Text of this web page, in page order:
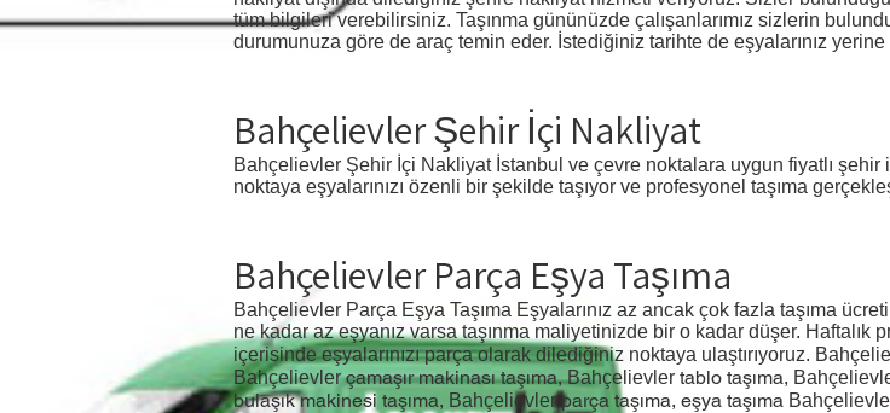
tüm bilgileri verebilirsiniz. Taşınma gününüzde çalışanlarımız sizlerin
durumunuza göre de araç temin eder. İstediğiniz tarihte de eşyalarınız yerine
Bahçelievler Şehir İçi Nakliyat
Bahçelievler Şehir İçi Nakliyat İstanbul ve çevre noktalara uygun fiyatlı
noktaya eşyalarınızı özenli bir şekilde taşıyor ve profesyonel taşıma
Bahçelievler Parça Eşya Taşıma
Bahçelievler Parça Eşya Taşıma Eşyalarınız az ancak çok fazla taşıma
ne kadar az eşyanız varsa taşınma maliyetinizde bir o kadar düşer. Haftalık
içerisinde eşyalarınızı parça olarak dilediğiniz noktaya ulaştırıyoruz.
Bahçelievlerçamaşır makinası taşıma,Bahçelievler tablo taşıma,
bulaşık makinesi taşıma, Bahçelievlerparça taşıma, eşya taşıma